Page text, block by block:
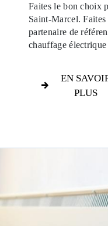
Faites le bon choix
Saint-Marcel.
partenaire de
chauffage
EN
PLUS